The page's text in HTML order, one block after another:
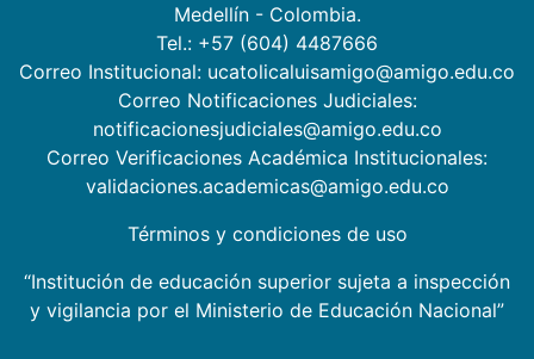
Medellín - Colombia.
Tel.: +57 (604) 4487666
Correo Institucional: ucatolicaluisamigo@amigo.edu.co
Correo Notificaciones Judiciales:
notificacionesjudiciales@amigo.edu.co
Correo Verificaciones Académica Institucionales:
validaciones.academicas@amigo.edu.co
Términos y condiciones de uso
“Institución de educación superior sujeta a inspección
y vigilancia por el Ministerio de Educación Nacional”